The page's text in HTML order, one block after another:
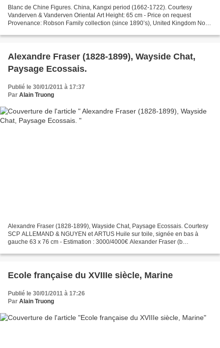
Blanc de Chine Figures. China, Kangxi period (1662-1722). Courtesy
Vanderven & Vanderven Oriental Art Height: 65 cm - Price on request
Provenance: Robson Family collection (since 1890’s), United Kingdom Not
Alexandre Fraser (1828-1899), Wayside Chat,
Paysage Ecossais.
Publié le 30/01/2011 à 17:37
Par Alain Truong
Alexandre Fraser (1828-1899), Wayside Chat, Paysage Ecossais. Courtesy
SCP ALLEMAND & NGUYEN et ARTUS Huile sur toile, signée en bas à
gauche 63 x 76 cm - Estimation : 3000/4000€ Alexander Fraser (b
Ecole française du XVIIIe siècle, Marine
Publié le 30/01/2011 à 17:26
Par Alain Truong